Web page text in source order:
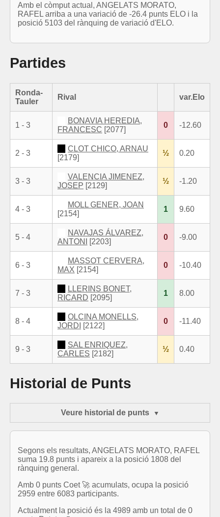
Amb el còmput actual, ANGELATS MORATO,
RAFEL arriba a una variació de -26.4 punts ELO i la
posició 5103 del rànquing de variació d'ELO.
Partides
Ronda-
Tauler
Rival var.Elo
1 - 3
BONAVIA HEREDIA,
FRANCESC [2077]
0 -12.60
2 - 3
CLOT CHICO, ARNAU
[2179]
½ 0.20
3 - 3
VALENCIA JIMENEZ,
JOSEP [2129]
½ -1.20
4 - 3
MOLL GENER, JOAN
[2154]
1 9.60
5 - 4
NAVAJAS ÁLVAREZ,
ANTONI
[2203]
0 -9.00
6 - 3
MASSOT CERVERA,
MAX [2154]
0 -10.40
7 - 3
LLERINS BONET,
RICARD [2095]
1 8.00
8 - 4
OLCINA MONELLS,
JORDI
[2122]
0 -11.40
9 - 3
SAL ENRIQUEZ,
CARLES [2182]
½ 0.40
Historial de Punts
Veure historial de punts
Segons els resultats, ANGELATS MORATO, RAFEL
suma 19.8 punts i apareix a la posició 1808 del
rànquing general.
Amb 0 punts Coet 🚀 acumulats, ocupa la posició
2959 entre 6083 participants.
Actualment la posició és la 4989 amb un total de 0